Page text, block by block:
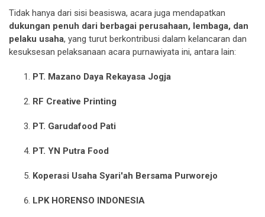
Tidak hanya dari sisi beasiswa, acara juga mendapatkan
dukungan penuh dari berbagai perusahaan, lembaga, dan
pelaku usaha, yang turut berkontribusi dalam kelancaran dan
kesuksesan pelaksanaan acara purnawiyata ini, antara lain:
PT. Mazano Daya Rekayasa Jogja
RF Creative Printing
PT. Garudafood Pati
PT. YN Putra Food
Koperasi Usaha Syari'ah Bersama Purworejo
LPK HORENSO INDONESIA